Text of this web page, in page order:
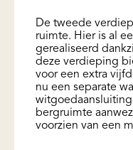
De tweede
ruimte. Hier is al
gerealiseerd
deze verdieping
voor een extra
nu een separate
bergruimte
voorzien van een